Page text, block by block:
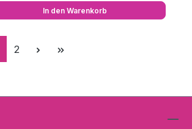
In den Warenkorb
Seite
2